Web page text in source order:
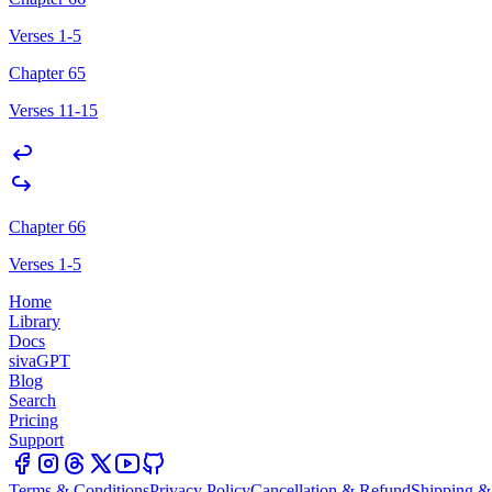
Verses 1-5
Chapter 65
Verses 11-15
Chapter 66
Verses 1-5
Home
Library
Docs
sivaGPT
Blog
Search
Pricing
Support